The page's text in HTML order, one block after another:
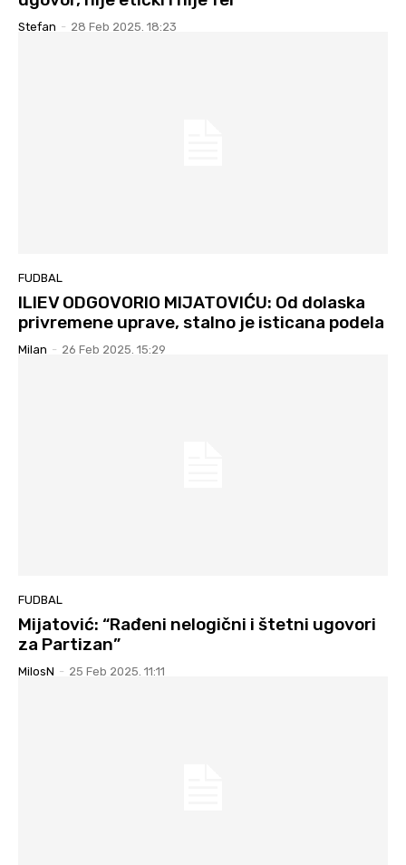
Stefan - 28 Feb 2025. 18:23
FUDBAL
ILIEV ODGOVORIO MIJATOVIĆU: Od dolaska
privremene uprave, stalno je isticana podela
Milan - 26 Feb 2025. 15:29
FUDBAL
Mijatović: “Rađeni nelogični i štetni ugovori
za Partizan”
MilosN - 25 Feb 2025. 11:11